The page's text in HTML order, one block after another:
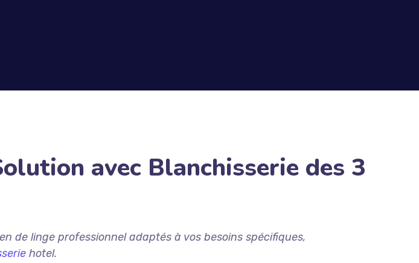
avec Blanchisserie des 3
de linge professionnel adaptés à vos besoins spécifiques,
hotel.